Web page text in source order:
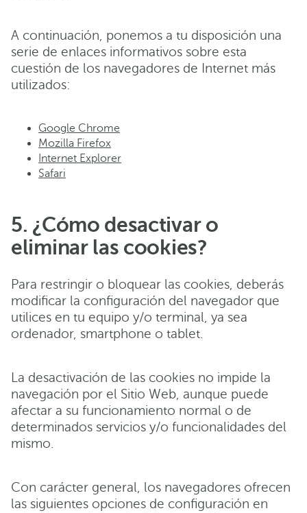
A continuación, ponemos a tu disposición una
serie de enlaces informativos sobre esta
cuestión de los navegadores de Internet más
utilizados:
Google Chrome
Mozilla Firefox
Internet Explorer
Safari
5. ¿Cómo desactivar o
eliminar las cookies?
Para restringir o bloquear las cookies, deberás
modificar la configuración del navegador que
utilices en tu equipo y/o terminal, ya sea
ordenador, smartphone o tablet.
La desactivación de las cookies no impide la
navegación por el Sitio Web, aunque puede
afectar a su funcionamiento normal o de
determinados servicios y/o funcionalidades del
mismo.
Con carácter general, los navegadores ofrecen
las siguientes opciones de configuración en